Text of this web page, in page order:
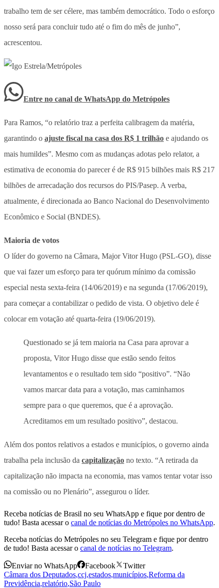
trabalho tem de ser célere, mas também democrático. Todo o esforço
nosso será para concluir tudo até o fim do mês de junho”,
acrescentou.
Entre no canal de WhatsApp do Metrópoles
Para Ramos, “o relatório traz a perfeita calibragem da matéria,
garantindo o ajuste fiscal na casa dos R$ 1 trilhão e ajudando os
mais humildes”. Mesmo com as mudanças adotas pelo relator, a
estimativa de economia do parecer é de R$ 915 bilhões mais R$ 217
bilhões de arrecadação dos recursos do PIS/Pasep. A verba,
atualmente, é direcionada ao Banco Nacional do Desenvolvimento
Econômico e Social (BNDES).
Maioria de votos
O líder do governo na Câmara, Major Vitor Hugo (PSL-GO), disse
que vai fazer um esforço para ter quórum mínimo da comissão
especial nesta sexta-feira (14/06/2019) e na segunda (17/06/2019),
para começar a contabilizar o pedido de vista. O objetivo dele é
colocar em votação até quarta-feira (19/06/2019).
Questionado se já tem maioria na Casa para aprovar a
proposta, Vitor Hugo disse que estão sendo feitos
levantamentos e o resultado tem sido “positivo”. “Não
vamos marcar data para a votação, mas caminhamos
sempre para o que queremos, que é a aprovação.
Acreditamos em um resultado positivo”, destacou.
Além dos pontos relativos a estados e municípios, o governo ainda
trabalha pela inclusão da capitalização no texto. “A retirada da
capitalização não impacta na economia, mas vamos tentar votar isso
na comissão ou no Plenário”, assegurou o líder.
Receba notícias de Brasil no seu WhatsApp e fique por dentro de
tudo! Basta acessar o canal de notícias do Metrópoles no WhatsApp.
Receba notícias do Metrópoles no seu Telegram e fique por dentro
de tudo! Basta acessar o canal de notícias no Telegram.
Enviar no WhatsApp Facebook
Twitter
Câmara dos Deputados,ccj,estados,municípios,Reforma da
Previdência,relatório,São Paulo